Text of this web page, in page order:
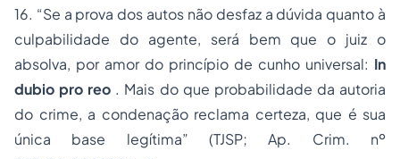
16. “Se a prova dos autos não desfaz a dúvida quanto à
culpabilidade do agente, será bem que o juiz o
absolva, por amor do princípio de cunho universal: In
dubio pro reo . Mais do que probabilidade da autoria
do crime, a condenação reclama certeza, que é sua
única base legítima” (TJSP;Ap. Crim. nº